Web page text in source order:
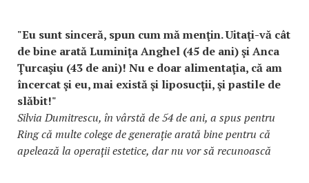
"Eu sunt sinceră, spun cum mă menţin. Uitaţi-vă cât
de bine arată Luminiţa Anghel (45 de ani) şi Anca
Ţurcaşiu (43 de ani)! Nu e doar alimentaţia, că am
încercat şi eu, mai există şi liposucţii, şi pastile de
slăbit!"
Silvia Dumitrescu, în vârstă de 54 de ani, a spus pentru
Ring că multe colege de generație arată bine pentru că
apelează la operații estetice, dar nu vor să recunoască